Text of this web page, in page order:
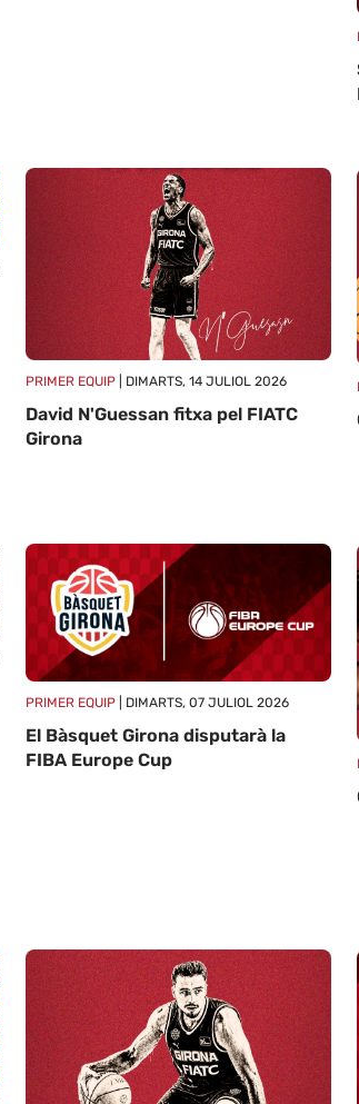
PRIMER EQUIP| DIMARTS, 14 JULIOL 2026
David N'Guessan fitxa pel FIATC
Girona
PRIMER EQUIP| DIMARTS, 07 JULIOL 2026
El Bàsquet Girona disputarà la
FIBA Europe Cup